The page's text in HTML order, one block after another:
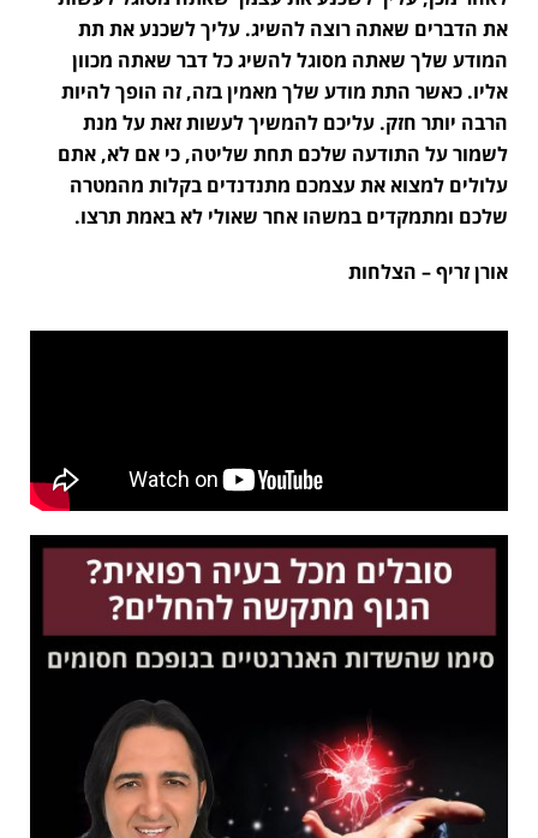
את הדברים שאתה רוצה להשיג. עליך לשכנע את תת
המודע שלך שאתה מסוגל להשיג כל דבר שאתה מכוון
אליו. כאשר התת מודע שלך מאמין בזה, זה הופך להיות
הרבה יותר חזק. עליכם להמשיך לעשות זאת על מנת
לשמור על התודעה שלכם תחת שליטה, כי אם לא, אתם
עלולים למצוא את עצמכם מתנדנדים בקלות מהמטרה
שלכם ומתמקדים במשהו אחר שאולי לא באמת תרצו.
אורן זריף – הצלחות